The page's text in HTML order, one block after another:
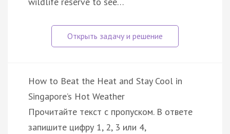
How to Beat the Heat and Stay Cool in
Singapore’s Hot Weather
Прочитайте текст с пропуском. В ответе
запишите цифру 1, 2, 3 или 4,